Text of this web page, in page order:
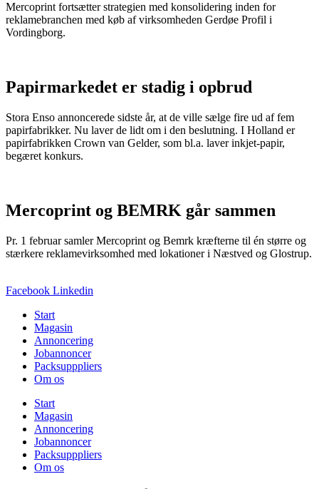
Mercoprint fortsætter strategien med konsolidering inden for
reklamebranchen med køb af virksomheden Gerdøe Profil i
Vordingborg.
Papirmarkedet er stadig i opbrud
Stora Enso annoncerede sidste år, at de ville sælge fire ud af fem
papirfabrikker. Nu laver de lidt om i den beslutning. I Holland er
papirfabrikken Crown van Gelder, som bl.a. laver inkjet-papir,
begæret konkurs.
Mercoprint og BEMRK går sammen
Pr. 1 februar samler Mercoprint og Bemrk kræfterne til én større og
stærkere reklamevirksomhed med lokationer i Næstved og Glostrup.
Facebook Linkedin
Start
Magasin
Annoncering
Jobannoncer
Packsupppliers
Om os
Start
Magasin
Annoncering
Jobannoncer
Packsupppliers
Om os